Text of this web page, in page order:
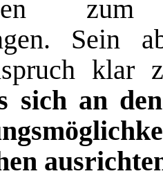
zum
Sein
klar
sich an